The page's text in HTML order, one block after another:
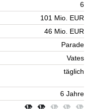
6
101 Mio. EUR
46 Mio. EUR
Parade
Vates
täglich
6 Jahre